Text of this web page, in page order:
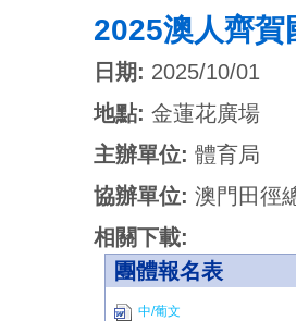
2025澳人齊賀
日期: 2025/10/01
地點: 金蓮花廣場
主辦單位: 體育局
協辦單位: 澳門田徑
相關下載:
團體報名表
中/葡文